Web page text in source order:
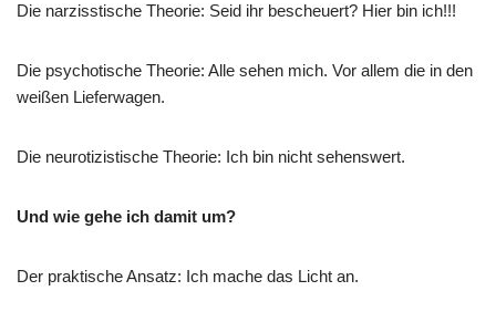
Die narzisstische Theorie: Seid ihr bescheuert? Hier bin ich!!!
Die psychotische Theorie: Alle sehen mich. Vor allem die in den
weißen Lieferwagen.
Die neurotizistische Theorie: Ich bin nicht sehenswert.
Und wie gehe ich damit um?
Der praktische Ansatz: Ich mache das Licht an.